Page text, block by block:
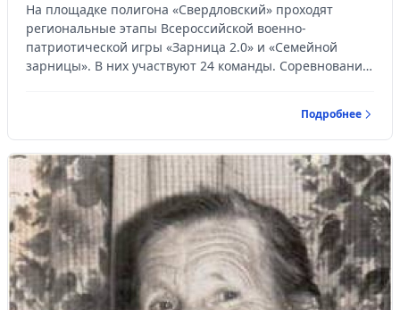
На площадке полигона «Свердловский» проходят
региональные этапы Всероссийской военно-
патриотической игры «Зарница 2.0» и «Семейной
зарницы». В них участвуют 24 команды. Соревнования
заместитель губернатора – министр здравоохранения
Свердловской области Татьяна Савинова.
Подробнее